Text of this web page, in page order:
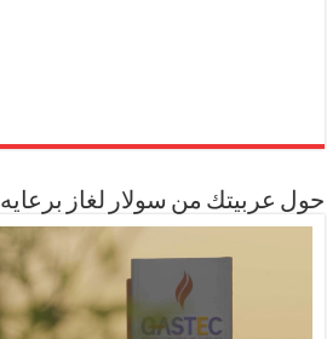
حول عربيتك من سولار لغاز برعايه GASTECH